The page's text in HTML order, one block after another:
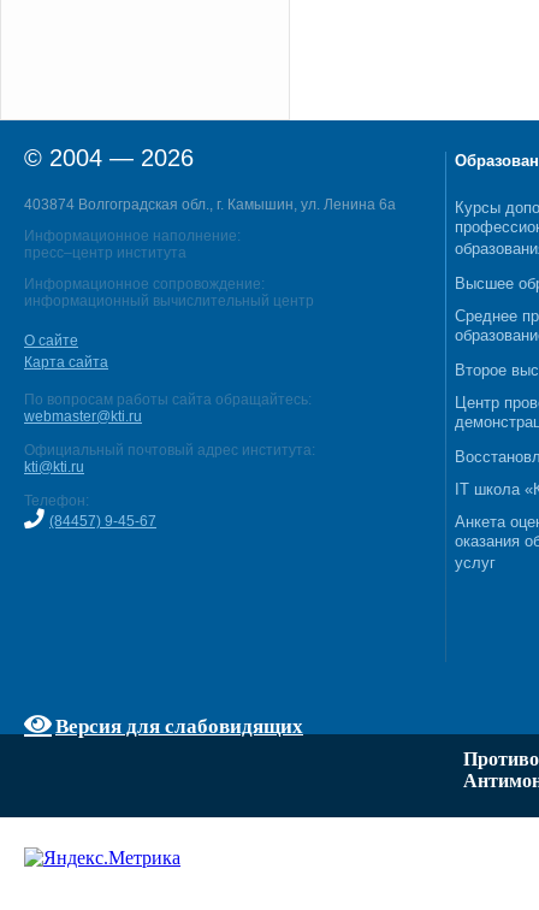
© 2004 — 2026
403874 Волгоградская обл., г. Камышин, ул. Ленина 6а
Информационное наполнение:
пресс–центр института
Информационное сопровождение:
информационный вычислительный центр
О сайте
Карта сайта
По вопросам работы сайта обращайтесь:
webmaster@kti.ru
Официальный почтовый адрес института:
kti@kti.ru
Телефон:
(84457) 9-45-67
Версия для слабовидящих
Курсы
Высшее
Среднее
Второе
Центр
IT школа
Анкета
оказания
услуг